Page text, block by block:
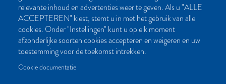
relevante inhoud en advertenties weer te geven. Als u "ALLE
ACCEPTEREN" kiest, stemt u in met het gebruik van alle
cookies. Onder "Instellingen" kunt u op elk moment
afzonderlijke soorten cookies accepteren en weigeren en uw
toestemming voor de toekomst intrekken.
Cookie documentatie
Bellen:
050 851 80 41
Bereikbaar van maandag t/m vrijdag tussen 9.00 en 17.00 uur
info[at]palmslag.nl(algemene vragen)